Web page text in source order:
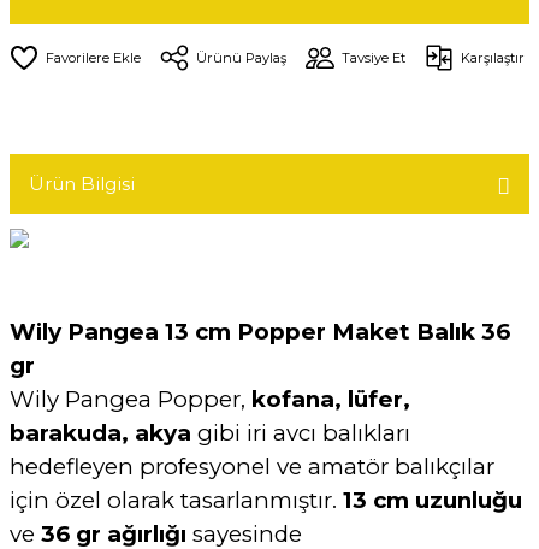
Ürünü Paylaş Tavsiye Et Karşılaştır
Ürün Bilgisi
Wily Pangea 13 cm Popper Maket Balık 36
gr
Wily Pangea Popper, kofana, lüfer,
barakuda, akya gibi iri avcı balıkları
hedefleyen profesyonel ve amatör balıkçılar
için özel olarak tasarlanmıştır. 13 cm uzunluğu
ve 36 gr ağırlığı sayesinde